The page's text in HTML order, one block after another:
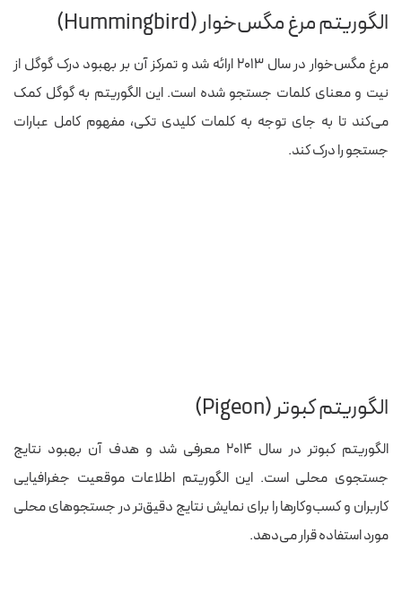
الگوریتم مرغ مگس‌خوار (Hummingbird)
مرغ مگس‌خوار در سال ۲۰۱۳ ارائه شد و تمرکز آن بر بهبود درک گوگل از
نیت و معنای کلمات جستجو شده است. این الگوریتم به گوگل کمک
می‌کند تا به جای توجه به کلمات کلیدی تکی، مفهوم کامل عبارات
جستجو را درک کند.
الگوریتم کبوتر (Pigeon)
الگوریتم کبوتر در سال ۲۰۱۴ معرفی شد و هدف آن بهبود نتایج
جستجوی محلی است. این الگوریتم اطلاعات موقعیت جغرافیایی
کاربران و کسب‌وکارها را برای نمایش نتایج دقیق‌تر در جستجوهای محلی
مورد استفاده قرار می‌دهد.